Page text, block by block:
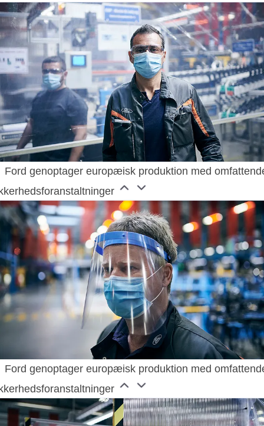
Ford genoptager europæisk produktion med
Ford genoptager europæisk produktion med